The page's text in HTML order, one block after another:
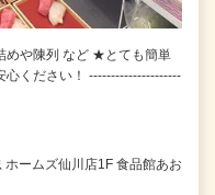
めや陳列 など ★とても簡単
心ください！ ---------------------
ームズ仙川店1F 食品館あお